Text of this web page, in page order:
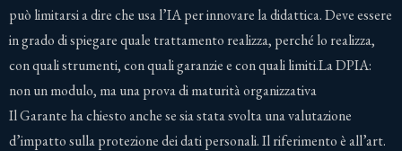
può limitarsi a dire che usa l’IA per innovare la didattica. Deve essere
in grado di spiegare quale trattamento realizza, perché lo realizza,
con quali strumenti, con quali garanzie e con quali limiti.La DPIA:
non un modulo, ma una prova di maturità organizzativa
Il Garante ha chiesto anche se sia stata svolta una valutazione
d’impatto sulla protezione dei dati personali. Il riferimento è all’art.